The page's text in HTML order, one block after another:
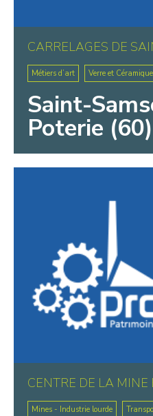
CARRELAGES DE
Métiers d’art Verre et Céramique
Saint-
Poterie (60)
CENTRE DE LA
Mines - Industrie lourde